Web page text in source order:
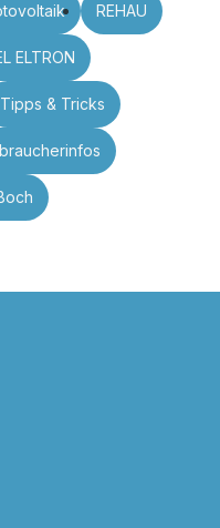
REHAU
ELTRON
Tipps & Tricks